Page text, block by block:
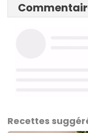
Recettes